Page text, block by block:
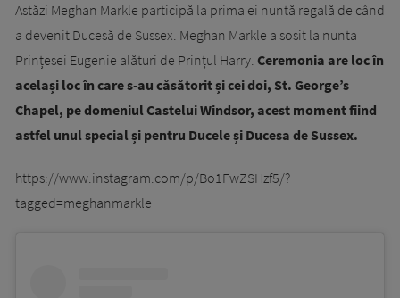
Astăzi Meghan Markle participă la prima ei nuntă regală de când
a devenit Ducesă de Sussex. Meghan Markle a sosit la nunta
Prințesei Eugenie alături de Prințul Harry. Ceremonia are loc în
același loc în care s-au căsătorit și cei doi, St. George’s
Chapel, pe domeniul Castelui Windsor, acest moment fiind
astfel unul special și pentru Ducele și Ducesa de Sussex.
https://www.instagram.com/p/Bo1FwZSHzf5/?
tagged=meghanmarkle